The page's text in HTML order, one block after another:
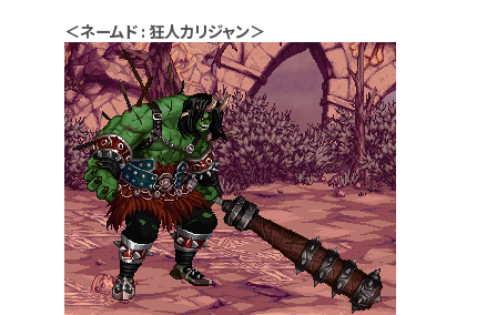
＜ネームド : 狂人カリジャン＞